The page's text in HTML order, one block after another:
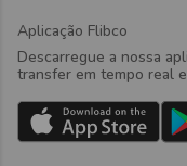
Aplicação Flibco
Descarregue a nossa
transfer em tempo real